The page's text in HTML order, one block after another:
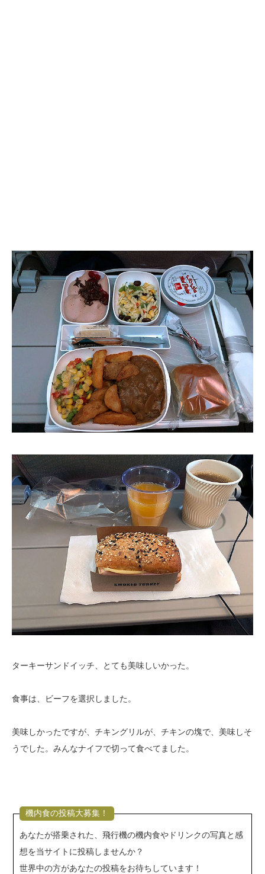
ターキーサンドイッチ、とても美味しいかった。
食事は、ビーフを選択しました。
美味しかったですが、チキングリルが、チキンの塊で、美味しそ
うでした。みんなナイフで切って食べてました。
機内食の投稿大募集！
あなたが搭乗された、飛行機の機内食やドリンクの写真と感
想を当サイトに投稿しませんか？
世界中の方があなたの投稿をお待ちしています！